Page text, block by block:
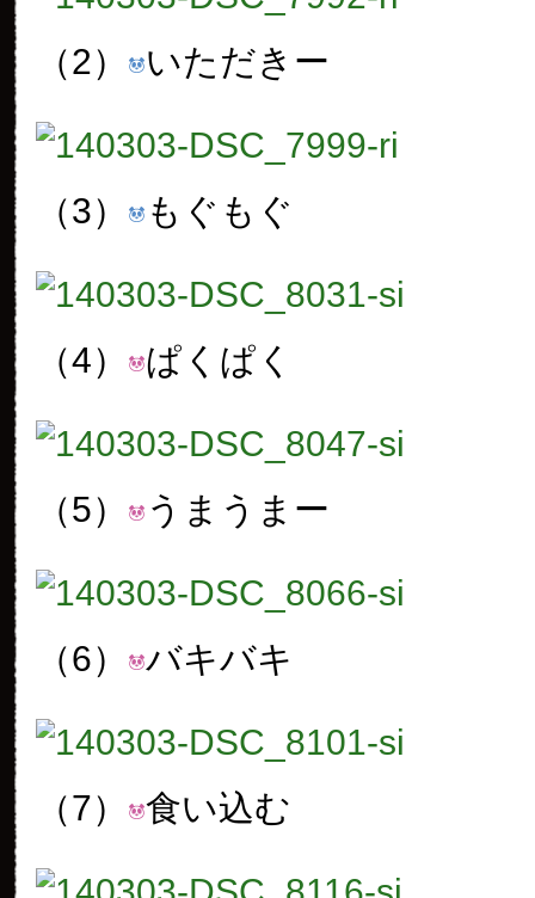
（2） いただきー
（3） もぐもぐ
（4） ぱくぱく
（5） うまうまー
（6） バキバキ
（7） 食い込む